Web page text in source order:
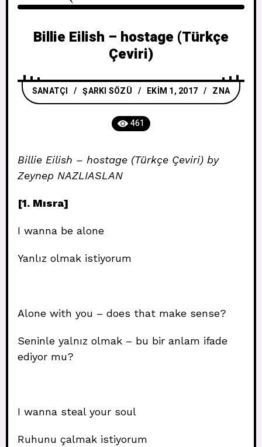
Billie Eilish – hostage (Türkçe
Çeviri)
SANATÇI /ŞARKI SÖZÜ EKIM 1, 2017 ZNA
461
Billie Eilish – hostage (Türkçe Çeviri) by
Zeynep NAZLIASLAN
[1. Mısra]
I wanna be alone
Yanlız olmak istiyorum
Alone with you – does that make sense?
Seninle yalnız olmak – bu bir anlam ifade
ediyor mu?
I wanna steal your soul
Ruhunu çalmak istiyorum